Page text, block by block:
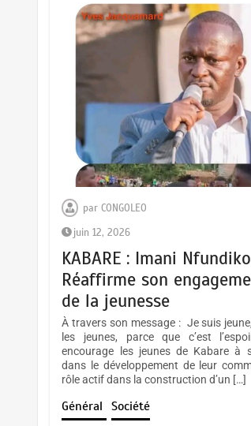
Football RDC : une perle, un
talent hors-normes, le
surnommé « Kebano » rêve
juillet 24, 2026
EUFBUK a annoncé que la
saison sportive 2026-2027
débutera officiellement le 1er
septembre 2026
juillet 18, 2026
EUFBUK : le FC Puma Familia
clôture la saison 2025-2026
par une assemblée générale
ordinaire.
juillet 17, 2026
4
Goma : Vétérans Cup 2026
-2027, une compétition de
football pour faire rayonner le
sport chez nous.
parCONGOLEO
juin 12, 2026
KABARE : Imani
Réaffirme son
de la jeunesse
À travers son message : Je suis
les jeunes, parce que c’est
encourage les jeunes de Kabare à
dans le développement de leur
rôle actif dans la construction d’un […]
Général Société
RDC : Le
constitution du
mars 6, 2026
responsables
sécuriser leurs
numériques
mars 5, 2026
Sud-Kivu : Un